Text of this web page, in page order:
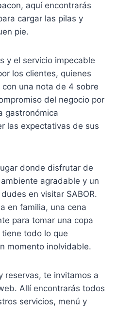
aquí encontrarás
cargar las pilas y
pie.
y el servicio impecable
los clientes, quienes
con una nota de 4 sobre
del negocio por
gastronómica
las expectativas de sus
donde disfrutar de
agradable y un
en visitar SABOR.
en familia, una cena
para tomar una copa
todo lo que
momento inolvidable.
reservas, te invitamos a
Allí encontrarás todos
servicios, menú y